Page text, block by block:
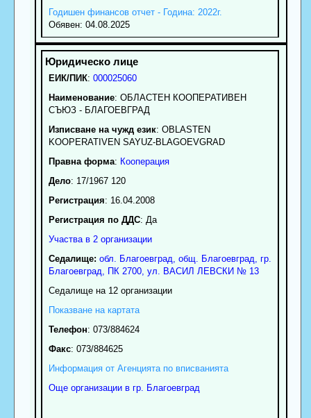
Годишен финансов отчет - Година: 2022г.
Обявен: 04.08.2025
ЕИК/ПИК: 000025060
Наименование: ОБЛАСТЕН КООПЕРАТИВЕН
СЪЮЗ - БЛАГОЕВГРАД
Изписване на чужд език: OBLASTEN
KOOPERATIVEN SAYUZ-BLAGOEVGRAD
Правна форма: Кооперация
Дело: 17/1967 120
Регистрация: 16.04.2008
Регистрация по ДДС: Да
Участва в 2 организации
Седалище: обл. Благоевград общ. Благоевград гр.
Благоевград , ПК 2700, ул. ВАСИЛ ЛЕВСКИ № 13
Седалище на 12 организации
Показване на картата
Телефон: 073/884624
Факс: 073/884625
Информация от Агенцията по вписванията
Още организации в гр. Благоевград